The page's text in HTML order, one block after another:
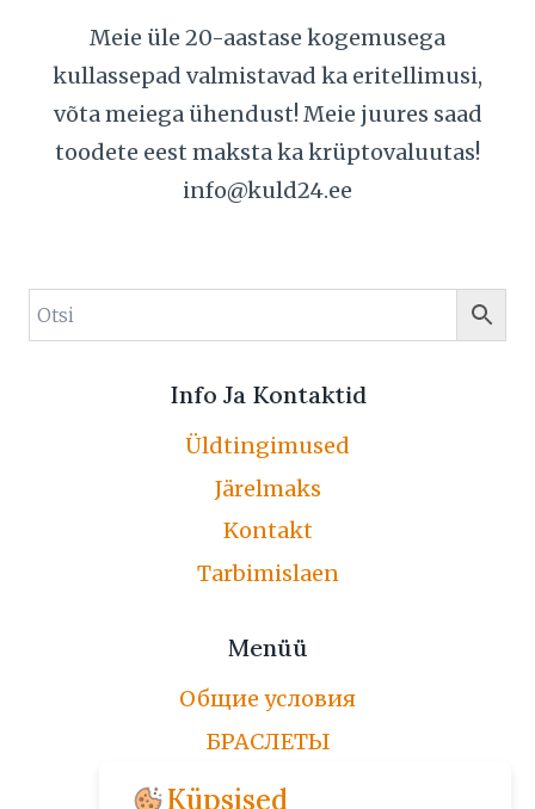
Meie üle 20-aastase kogemusega
kullassepad valmistavad ka eritellimusi,
võta meiega ühendust! Meie juures saad
toodete eest maksta ka krüptovaluutas!
info@kuld24.ee
Info Ja Kontaktid
Üldtingimused
Järelmaks
Kontakt
Tarbimislaen
Menüü
Общие условия
БРАСЛЕТЫ
ЦЕПОЧКИ
Küpsised